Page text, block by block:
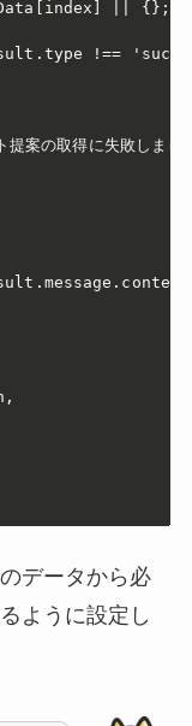
|| {};
!==
案の取得に失敗しまし
データから必
ように設定し